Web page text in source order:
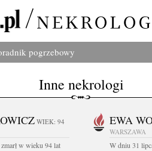
pogrzebowy
Inne nekrologi
WIEK: 94
w wieku 94 lat
EWA
WARSZAWA
W dniu 31